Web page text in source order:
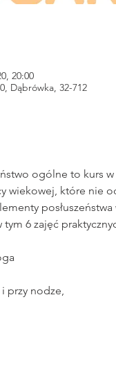
20:00
Dąbrówka, 32-712
ogólne to
wiekowej, które nie
6 zajęć
przy nodze,